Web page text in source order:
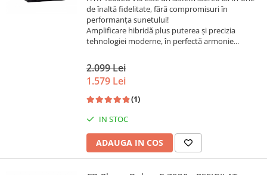
de înaltă fidelitate, fără compromisuri în
performanța sunetului!
Amplificare hibridă plus puterea și precizia
tehnologiei moderne, în perfectă armonie...
2.099 Lei
1.579 Lei
(1)
IN STOC
ADAUGA IN COS